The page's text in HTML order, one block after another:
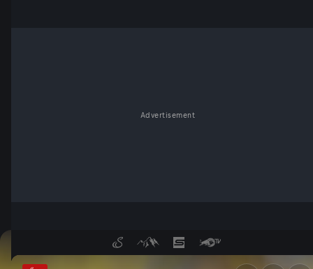
Advertisement
Manuel Neuer mit WM-